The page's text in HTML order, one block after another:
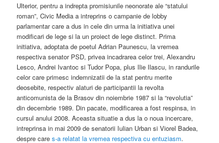
Ulterior, pentru a indrepta promisiunile neonorate ale “statului
roman”, Civic Media a intreprins o campanie de lobby
parlamentar care a dus in cele din urma la initiativa unei
modificari de lege si la un proiect de lege distinct. Prima
initiativa, adoptata de poetul Adrian Paunescu, la vremea
respectiva senator PSD, privea incadrarea celor trei, Alexandru
Lesco, Andrei Ivantoc si Tudor Popa, plus Ilie Ilascu, in randurile
celor care primesc indemnizatii de la stat pentru merite
deosebite, respectiv alaturi de participantii la revolta
anticomunista de la Brasov din noiembrie 1987 si la “revolutia”
din decembrie 1989. Din pacate, modificarea a fost respinsa, in
cursul anului 2008. Aceasta situatie a dus la o noua incercare,
intreprinsa in mai 2009 de senatorii Iulian Urban si Viorel Badea,
despre cares-a relatat la vremea respectiva cu entuziasm.